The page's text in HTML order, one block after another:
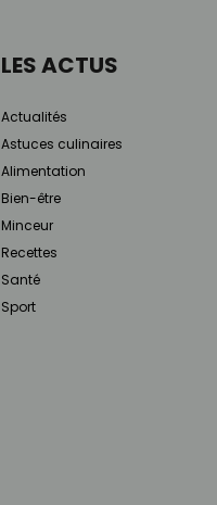
LES ACTUS
Actualités
Astuces culinaires
Alimentation
Bien-être
Minceur
Recettes
Santé
Sport